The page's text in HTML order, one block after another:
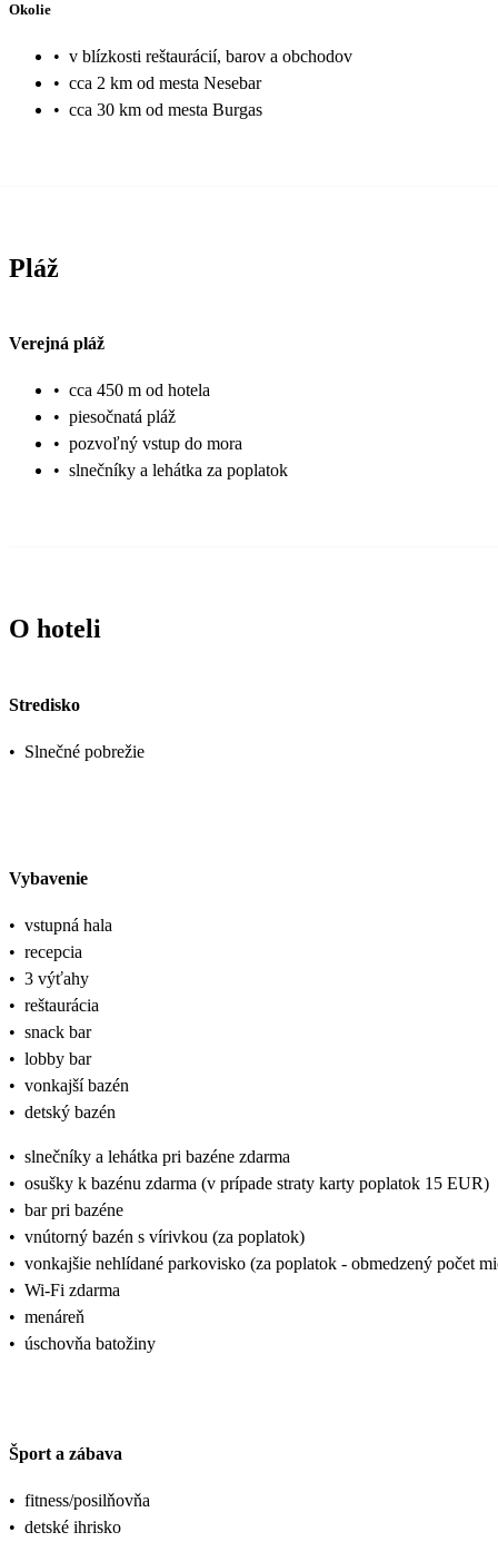
Okolie
• v blízkosti reštaurácií, barov a obchodov
• cca 2 km od mesta Nesebar
• cca 30 km od mesta Burgas
Pláž
Verejná pláž
• cca 450 m od hotela
• piesočnatá pláž
• pozvoľný vstup do mora
• slnečníky a lehátka za poplatok
O hoteli
Stredisko
• Slnečné pobrežie
Vybavenie
• vstupná hala
• recepcia
• 3 výťahy
• reštaurácia
• snack bar
• lobby bar
• vonkajší bazén
• detský bazén
• slnečníky a lehátka pri bazéne zdarma
• osušky k bazénu zdarma (v prípade straty karty poplatok 15 EUR)
• bar pri bazéne
• vnútorný bazén s vírivkou (za poplatok)
• vonkajšie nehlídané parkovisko (za poplatok - obmedzený počet
• Wi-Fi zdarma
• menáreň
• úschovňa batožiny
Šport a zábava
• fitness/posilňovňa
• detské ihrisko